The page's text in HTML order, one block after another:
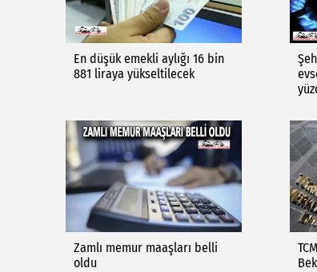
En düşük emekli aylığı 16 bin
881 liraya yükseltilecek
Zamlı memur maaşları belli
oldu